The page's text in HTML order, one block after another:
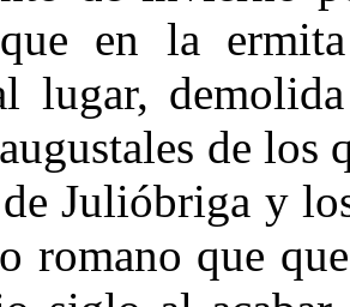
en la
lugar,
de los
Julióbriga y
romano que